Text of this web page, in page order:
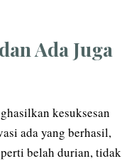
Ada Juga
kesuksesan
ada yang berhasil,
belah durian, tidak